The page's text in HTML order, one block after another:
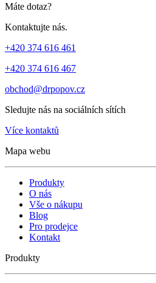
Máte dotaz?
Kontaktujte nás.
+420 374 616 461
+420 374 616 467
obchod@drpopov.cz
Sledujte nás na sociálních sítích
Více kontaktů
Mapa webu
Produkty
O nás
Vše o nákupu
Blog
Pro prodejce
Kontakt
Produkty